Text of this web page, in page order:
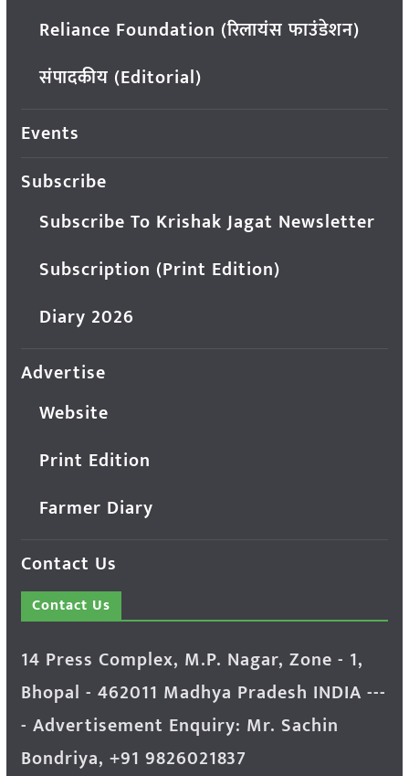
Reliance Foundation (रिलायंस फाउंडेशन)
संपादकीय (Editorial)
Events
Subscribe
Subscribe To Krishak Jagat Newsletter
Subscription (Print Edition)
Diary 2026
Advertise
Website
Print Edition
Farmer Diary
Contact Us
Contact Us
14 Press Complex, M.P. Nagar, Zone - 1,
Bhopal - 462011 Madhya Pradesh INDIA ---
- Advertisement Enquiry: Mr. Sachin
Bondriya, +91 9826021837